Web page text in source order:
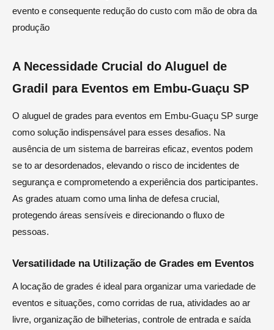
evento e consequente redução do custo com mão de obra da
produção
A Necessidade Crucial do Aluguel de
Gradil para Eventos em Embu-Guaçu SP
O aluguel de grades para eventos em Embu-Guaçu SP surge
como solução indispensável para esses desafios. Na
ausência de um sistema de barreiras eficaz, eventos podem
se to ar desordenados, elevando o risco de incidentes de
segurança e comprometendo a experiência dos participantes.
As grades atuam como uma linha de defesa crucial,
protegendo áreas sensíveis e direcionando o fluxo de
pessoas.
Versatilidade na Utilização de Grades em Eventos
A locação de grades é ideal para organizar uma variedade de
eventos e situações, como corridas de rua, atividades ao ar
livre, organização de bilheterias, controle de entrada e saída